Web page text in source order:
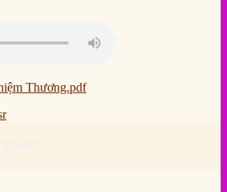
Thương.pdf